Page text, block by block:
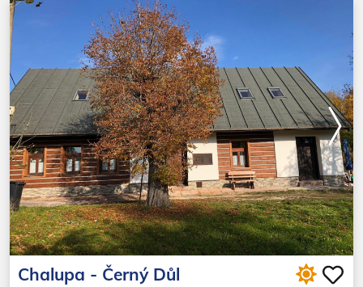
Chalupa - Černý Důl